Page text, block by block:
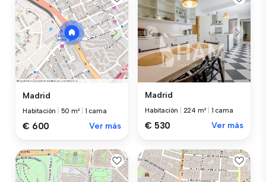
Madrid
Habitación 50 m² 1 cama
€ 600 Ver más
Madrid
Habitación 224 m² 1 cama
€ 530 Ver más